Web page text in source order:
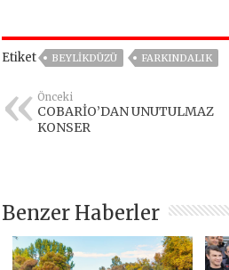
Etiket BEYLIKDÜZÜ FARKINDALIK
Önceki
COBARİO’DAN UNUTULMAZ
KONSER
Benzer Haberler